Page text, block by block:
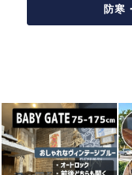
防寒